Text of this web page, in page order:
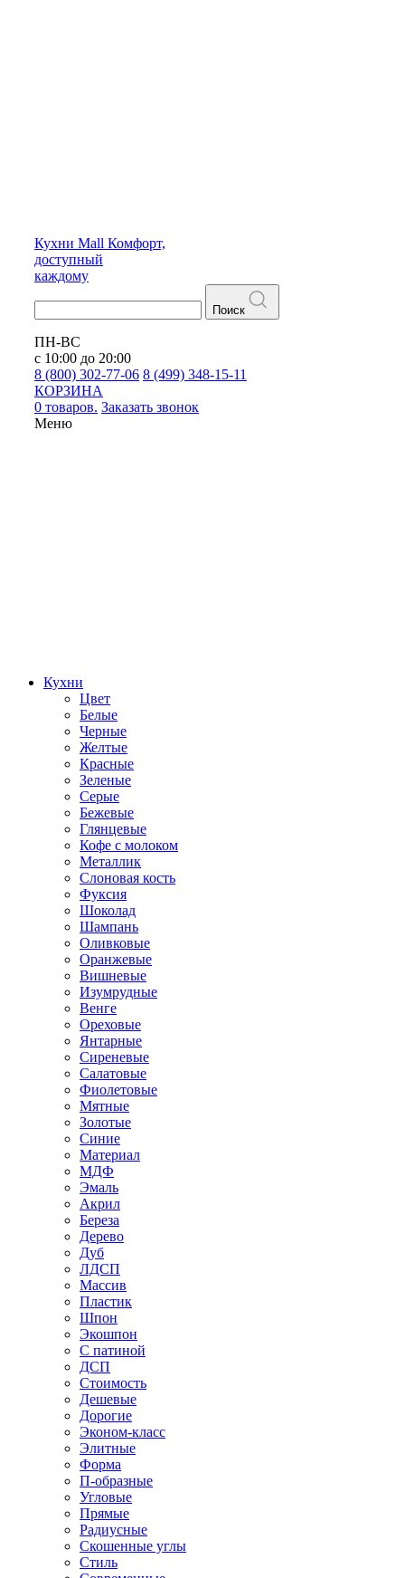
Кухни Mall Комфорт,
доступный
каждому
Поиск
ПН-ВС
с 10:00 до 20:00
8 (800) 302-77-06 8 (499) 348-15-11
КОРЗИНА
0 товаров. Заказать звонок
Меню
Кухни
Цвет
Белые
Черные
Желтые
Красные
Зеленые
Серые
Бежевые
Глянцевые
Кофе с молоком
Металлик
Слоновая кость
Фуксия
Шоколад
Шампань
Оливковые
Оранжевые
Вишневые
Изумрудные
Венге
Ореховые
Янтарные
Сиреневые
Салатовые
Фиолетовые
Мятные
Золотые
Синие
Материал
МДФ
Эмаль
Акрил
Береза
Дерево
Дуб
ЛДСП
Массив
Пластик
Шпон
Экошпон
С патиной
ДСП
Стоимость
Дешевые
Дорогие
Эконом-класс
Элитные
Форма
П-образные
Угловые
Прямые
Радиусные
Скошенные углы
Стиль